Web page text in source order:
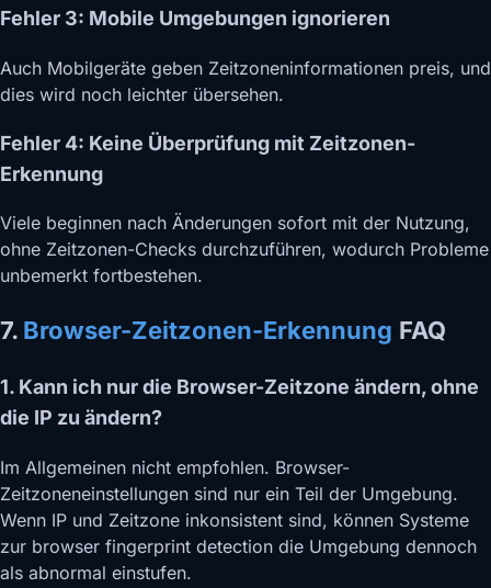
Fehler 3: Mobile Umgebungen ignorieren
Auch Mobilgeräte geben Zeitzoneninformationen preis, und
dies wird noch leichter übersehen.
Fehler 4: Keine Überprüfung mit Zeitzonen-
Erkennung
Viele beginnen nach Änderungen sofort mit der Nutzung,
ohne Zeitzonen-Checks durchzuführen, wodurch Probleme
unbemerkt fortbestehen.
7. Browser-Zeitzonen-Erkennung FAQ
1. Kann ich nur die Browser-Zeitzone ändern, ohne
die IP zu ändern?
Im Allgemeinen nicht empfohlen. Browser-
Zeitzoneneinstellungen sind nur ein Teil der Umgebung.
Wenn IP und Zeitzone inkonsistent sind, können Systeme
zur browser fingerprint detection die Umgebung dennoch
als abnormal einstufen.